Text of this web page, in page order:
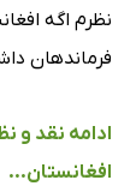
ازدواج
شیوۀ
گارد ویژه
فصل چهارم:
نظرم اگه
فرماندهان
ادامه نقد و
افغانستان...